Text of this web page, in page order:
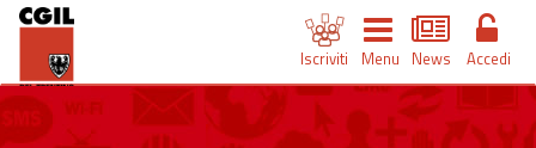
Iscriviti Menu News Accedi